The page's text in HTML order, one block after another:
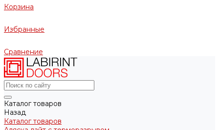
Корзина
Избранные
Сравнение
Каталог товаров
Назад
Каталог товаров